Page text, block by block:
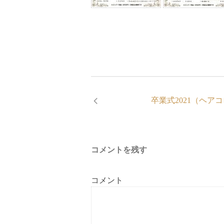
卒業式2021（ヘアコ
コメントを残す
コメント